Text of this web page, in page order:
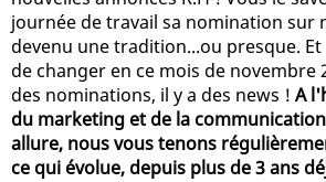
journée de travail sa nomination sur
devenu une tradition...ou presque. Et
de changer en ce mois de novembre
des nominations, il y a des news ! A
du marketing et de la
allure, nous vous tenons
ce qui évolue, depuis plus de 3 ans